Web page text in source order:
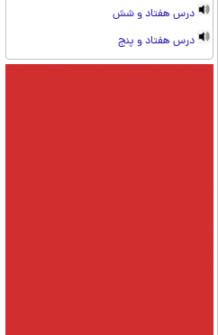
درس هفتاد و شش
درس هفتاد و پنج